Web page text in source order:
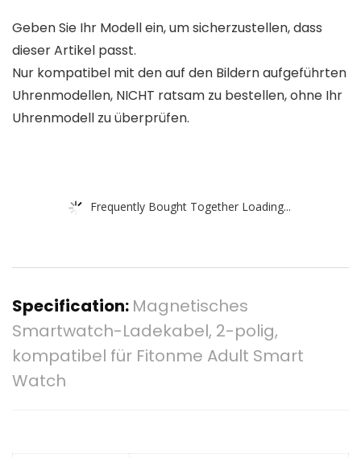
Geben Sie Ihr Modell ein, um sicherzustellen, dass
dieser Artikel passt.
Nur kompatibel mit den auf den Bildern aufgeführten
Uhrenmodellen, NICHT ratsam zu bestellen, ohne Ihr
Uhrenmodell zu überprüfen.
Frequently Bought Together Loading...
Specification: Magnetisches
Smartwatch-Ladekabel, 2-polig,
kompatibel für Fitonme Adult Smart
Watch